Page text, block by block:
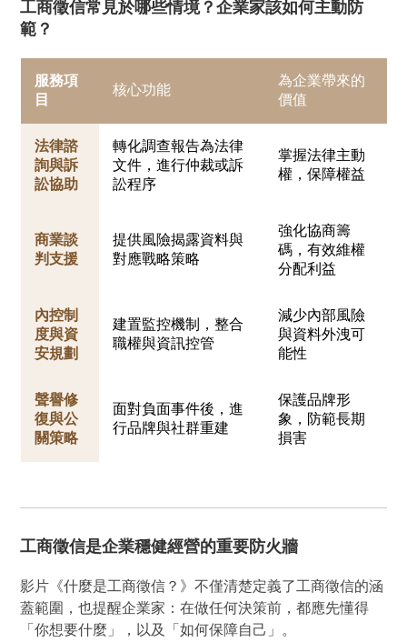
工商徵信常見於哪些情境？企業家該如何主動防
範？
服務項
目
核心功能
為企業帶來的
價值
法律諮
詢與訴
訟協助
轉化調查報告為法律
文件，進行仲裁或訴
訟程序
掌握法律主動
權，保障權益
商業談
判支援
提供風險揭露資料與
對應戰略策略
強化協商籌
碼，有效維權
分配利益
內控制
度與資
安規劃
建置監控機制，整合
職權與資訊控管
減少內部風險
與資料外洩可
能性
聲譽修
復與公
關策略
面對負面事件後，進
行品牌與社群重建
保護品牌形
象，防範長期
損害
工商徵信是企業穩健經營的重要防火牆
影片《什麼是工商徵信？》不僅清楚定義了工商徵信的涵
蓋範圍，也提醒企業家：在做任何決策前，都應先懂得
「你想要什麼」，以及「如何保障自己」。